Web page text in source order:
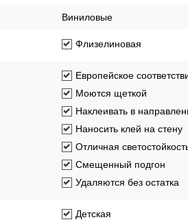
Виниловые
Флизелиновая
Европейское
Моются щеткой
Наклеивать в
Наносить клей на стену
Отличная
Смещенный подгон
Удаляются без остатка
Детская